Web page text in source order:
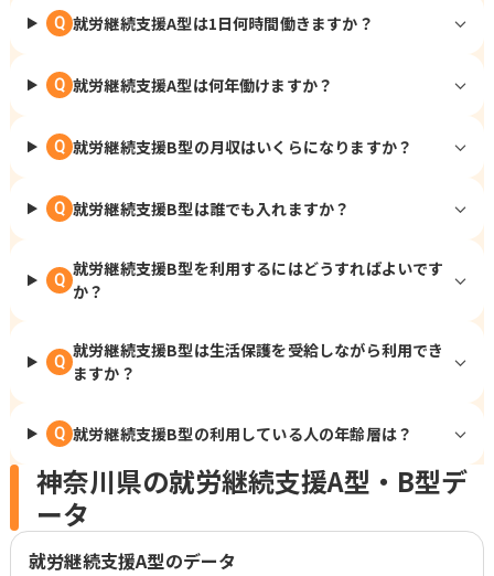
Q 就労継続支援A型は1日何時間働きますか？
Q 就労継続支援A型は何年働けますか？
Q 就労継続支援B型の月収はいくらになりますか？
Q 就労継続支援B型は誰でも入れますか？
Q
就労継続支援B型を利用するにはどうすればよいです
か？
Q
就労継続支援B型は生活保護を受給しながら利用でき
ますか？
Q 就労継続支援B型の利用している人の年齢層は？
神奈川県の就労継続支援A型・B型デ
ータ
就労継続支援A型のデータ